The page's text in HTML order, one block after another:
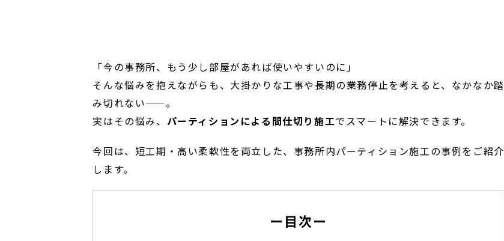
「今の事務所、もう少し部屋があれば使いやすいのに」
そんな悩みを抱えながらも、大掛かりな工事や長期の業務停止を考えると、なかなか踏
み切れない——。
実はその悩み、 パーティションによる間仕切り施工でスマートに解決できます。
今回は、短工期・高い柔軟性を両立した、事務所内パーティション施工の事例をご紹介
します。
ー目次ー